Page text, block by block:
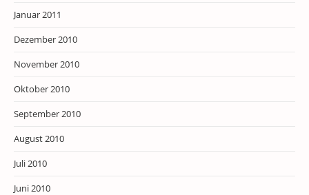
Januar 2011
Dezember 2010
November 2010
Oktober 2010
September 2010
August 2010
Juli 2010
Juni 2010